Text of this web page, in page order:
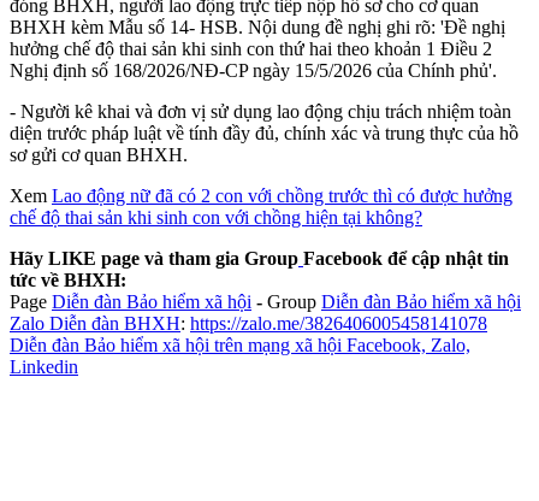
đóng BHXH, người lao động trực tiếp nộp hồ sơ cho cơ quan
BHXH kèm Mẫu số 14- HSB. Nội dung đề nghị ghi rõ: 'Đề nghị
hưởng chế độ thai sản khi sinh con thứ hai theo khoản 1 Điều 2
Nghị định số 168/2026/NĐ-CP ngày 15/5/2026 của Chính phủ'.
- Người kê khai và đơn vị sử dụng lao động chịu trách nhiệm toàn
diện trước pháp luật về tính đầy đủ, chính xác và trung thực của hồ
sơ gửi cơ quan BHXH.
Xem Lao động nữ đã có 2 con với chồng trước thì có được hưởng
chế độ thai sản khi sinh con với chồng hiện tại không?
Hãy LIKE page và tham gia Group Facebook để cập nhật tin
tức về BHXH:
Page Diễn đàn Bảo hiểm xã hội - Group Diễn đàn Bảo hiểm xã hội
Zalo Diễn đàn BHXH: https://zalo.me/3826406005458141078
Diễn đàn Bảo hiểm xã hội trên mạng xã hội Facebook, Zalo,
Linkedin